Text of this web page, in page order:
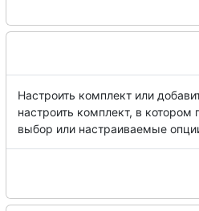
Настроить комплект или
настроить комплект, в котором
выбор или настраиваемые